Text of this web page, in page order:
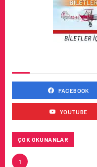
FACEBOOK
YOUTUBE
ÇOK OKUNANLAR
1